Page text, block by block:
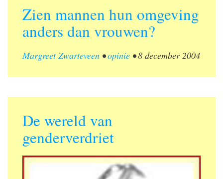
Zien mannen hun omgeving
anders dan vrouwen?
Margreet Zwarteveen •opinie •8 december 2004
De wereld van
genderverdriet